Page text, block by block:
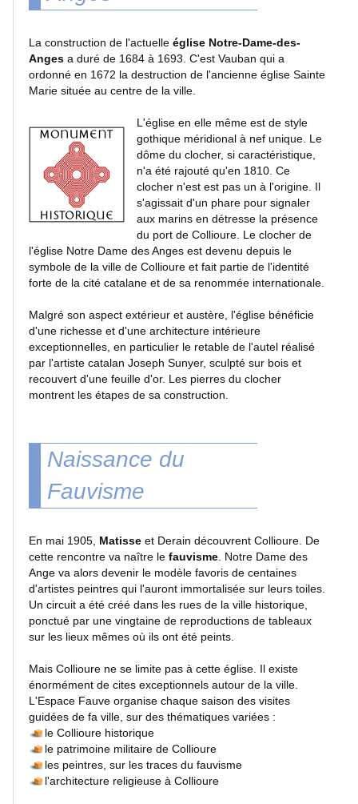
Insolites
ARTICLES
TAGs
INFO EN CONTINU
Blog
Photo
Infos
direct
RSS
numérique
MEMBRES
Connexion
Services
Gratuits
Rechercher une photo :
La construction de l'actuelle église Notre-Dame-des-
Anges a duré de 1684 à 1693. C'est Vauban qui a
ordonné en 1672 la destruction de l'ancienne église Sainte
Marie située au centre de la ville.
L'église en elle même est de style
gothique méridional à nef unique. Le
dôme du clocher, si caractéristique,
n'a été rajouté qu'en 1810. Ce
clocher n'est est pas un à l'origine. Il
s'agissait d'un phare pour signaler
aux marins en détresse la présence
du port de Collioure. Le clocher de
l'église Notre Dame des Anges est devenu depuis le
symbole de la ville de Collioure et fait partie de l'identité
forte de la cité catalane et de sa renommée internationale.
Malgré son aspect extérieur et austère, l'église bénéficie
d'une richesse et d'une architecture intérieure
exceptionnelles, en particulier le retable de l'autel réalisé
par l'artiste catalan Joseph Sunyer, sculpté sur bois et
recouvert d'une feuille d'or. Les pierres du clocher
montrent les étapes de sa construction.
Naissance du
Fauvisme
En mai 1905, Matisse et Derain découvrent Collioure. De
cette rencontre va naître le fauvisme . Notre Dame des
Ange va alors devenir le modèle favoris de centaines
d'artistes peintres qui l'auront immortalisée sur leurs toiles.
Un circuit a été créé dans les rues de la ville historique,
ponctué par une vingtaine de reproductions de tableaux
sur les lieux mêmes où ils ont été peints.
Mais Collioure ne se limite pas à cette église. Il existe
énormément de cites exceptionnels autour de la ville.
L'Espace Fauve organise chaque saison des visites
guidées de fa ville, sur des thématiques variées :
le Collioure historique
le patrimoine militaire de Collioure
les peintres, sur les traces du fauvisme
l'architecture religieuse à Collioure